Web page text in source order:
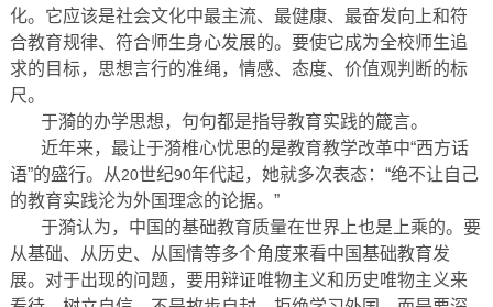
化。它应该是社会文化中最主流、最健康、最奋发向上和符
合教育规律、符合师生身心发展的。要使它成为全校师生追
求的目标，思想言行的准绳，情感、态度、价值观判断的标
尺。
于漪的办学思想，句句都是指导教育实践的箴言。
近年来，最让于漪椎心忧思的是教育教学改革中“西方话
语”的盛行。从20世纪90年代起，她就多次表态：“绝不让自己
的教育实践沦为外国理念的论据。”
于漪认为，中国的基础教育质量在世界上也是上乘的。要
从基础、从历史、从国情等多个角度来看中国基础教育发
展。对于出现的问题，要用辩证唯物主义和历史唯物主义来